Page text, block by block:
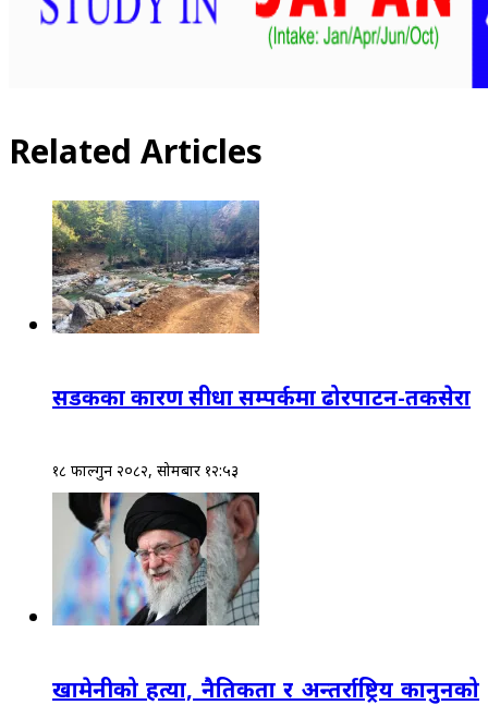
Related Articles
सडकका कारण सीधा सम्पर्कमा ढोरपाटन-तकसेरा
१८ फाल्गुन २०८२, सोमबार १२:५३
खामेनीको हत्या, नैतिकता र अन्तर्राष्ट्रिय कानुनको